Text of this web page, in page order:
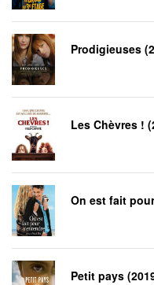
Prodigieuses
Les Chèvres !
On est fait
Petit pays